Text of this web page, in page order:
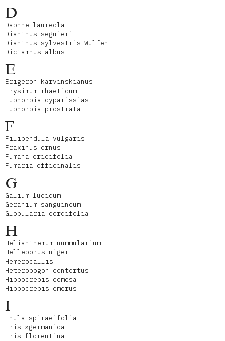
D
Daphne laureola
Dianthus seguieri
Dianthus sylvestris Wulfen
Dictamnus albus
E
Erigeron karvinskianus
Erysimum rhaeticum
Euphorbia cyparissias
Euphorbia prostrata
F
Filipendula vulgaris
Fraxinus ornus
Fumana ericifolia
Fumaria officinalis
G
Galium lucidum
Geranium sanguineum
Globularia cordifolia
H
Helianthemum nummularium
Helleborus niger
Hemerocallis
Heteropogon contortus
Hippocrepis comosa
Hippocrepis emerus
I
Inula spiraeifolia
Iris ×germanica
Iris florentina